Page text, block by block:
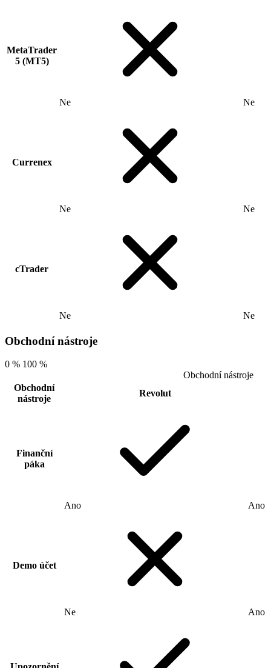
MetaTrader
5 (MT5)
Ne Ne
Currenex
Ne Ne
cTrader
Ne Ne
Obchodní nástroje
0 % 100 %
Obchodní nástroje
Obchodní
nástroje
Revolut
Finanční
páka
Ano Ano
Demo účet
Ne Ano